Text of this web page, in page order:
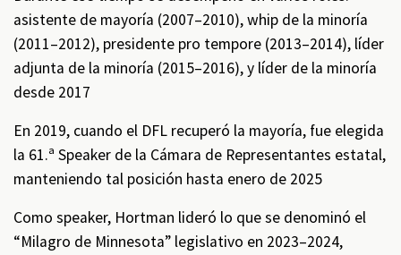
asistente de mayoría (2007–2010), whip de la minoría
(2011–2012), presidente pro tempore (2013–2014), líder
adjunta de la minoría (2015–2016), y líder de la minoría
desde 2017
En 2019, cuando el DFL recuperó la mayoría, fue elegida
la 61.ª Speaker de la Cámara de Representantes estatal,
manteniendo tal posición hasta enero de 2025
Como speaker, Hortman lideró lo que se denominó el
“Milagro de Minnesota” legislativo en 2023–2024,